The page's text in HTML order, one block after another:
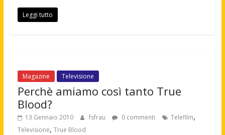
Leggi tutto
Magazine Televisione
Perchè amiamo così tanto True
Blood?
13 Gennaio 2010 fsfrau 0 commenti Telefilm,
Televisione, True Blood